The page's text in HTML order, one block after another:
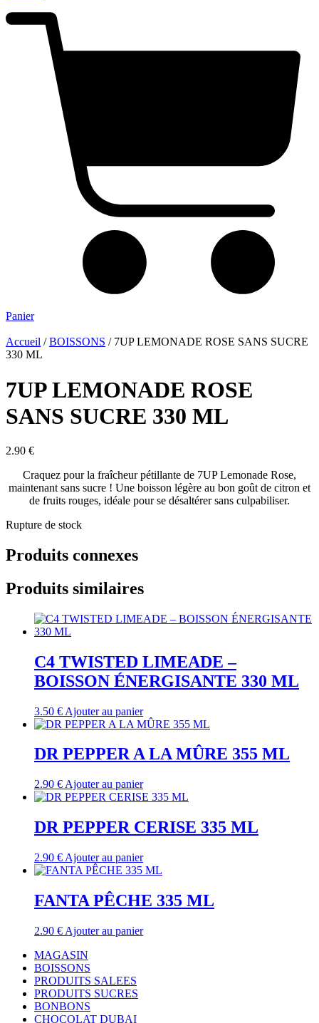
Panier
Accueil /BOISSONS / 7UP LEMONADE ROSE SANS SUCRE
330 ML
7UP LEMONADE ROSE
SANS SUCRE 330 ML
2.90 €
Craquez pour la fraîcheur pétillante de 7UP Lemonade Rose,
maintenant sans sucre ! Une boisson légère au bon goût de citron et
de fruits rouges, idéale pour se désaltérer sans culpabiliser.
Rupture de stock
Produits connexes
Produits similaires
C4 TWISTED LIMEADE –
BOISSON ÉNERGISANTE 330 ML
3.50 € Ajouter au panier
DR PEPPER A LA MÛRE 355 ML
2.90 € Ajouter au panier
DR PEPPER CERISE 335 ML
2.90 € Ajouter au panier
FANTA PÊCHE 335 ML
2.90 € Ajouter au panier
MAGASIN
BOISSONS
PRODUITS SALEES
PRODUITS SUCRES
BONBONS
CHOCOLAT DUBAI